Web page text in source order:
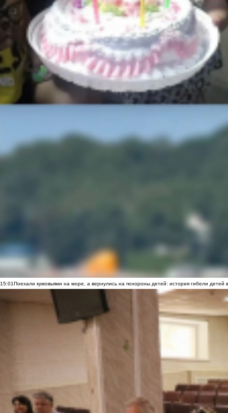
15:01Поехали кумовьями на море, а вернулись на похороны детей: история гибели детей